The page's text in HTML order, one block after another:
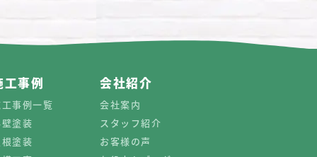
工事例
事例一覧
塗装
塗装
会社紹介
会社案内
スタッフ紹介
お客様の声